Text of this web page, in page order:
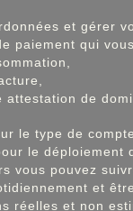
et gérer
paiement qui
attestation de
le type de
le déploiement
vous pouvez
et
réelles et non